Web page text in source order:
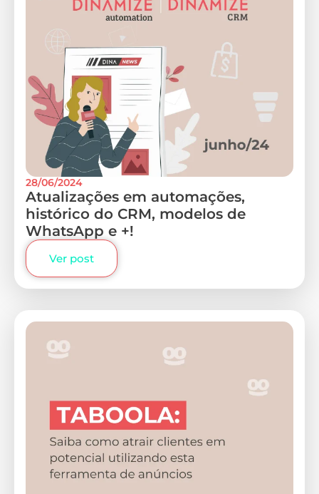
28/06/2024
Atualizações em automações,
histórico do CRM, modelos de
WhatsApp e +!
Ver post